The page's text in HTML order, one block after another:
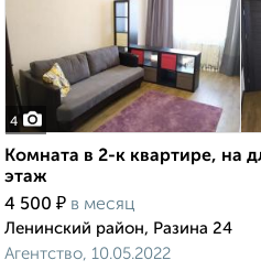
4
Комната в 2-к квартире, на
этаж
4 500 ₽ в месяц
Ленинский район, Разина 24
Агентство, 10.05.2022